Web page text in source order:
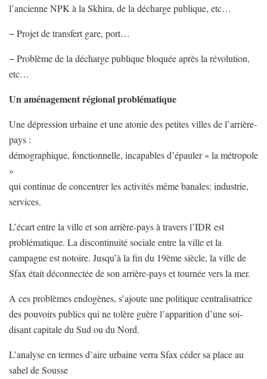
l’ancienne NPK à la Skhira, de la décharge publique, etc…
− Projet de transfert gare, port…
− Problème de la décharge publique bloquée après la révolution,
etc…
Un aménagement régional problématique
Une dépression urbaine et une atonie des petites villes de l’arrière-
pays :
démographique, fonctionnelle, incapables d’épauler « la métropole
»
qui continue de concentrer les activités même banales: industrie,
services.
L’écart entre la ville et son arrière-pays à travers l’IDR est
problématique. La discontinuité sociale entre la ville et la
campagne est notoire. Jusqu’à la fin du 19ème siècle, la ville de
Sfax était déconnectée de son arrière-pays et tournée vers la mer.
A ces problèmes endogènes, s’ajoute une politique centralisatrice
des pouvoirs publics qui ne tolère guère l’apparition d’une soi-
disant capitale du Sud ou du Nord.
L’analyse en termes d’aire urbaine verra Sfax céder sa place au
sahel de Sousse